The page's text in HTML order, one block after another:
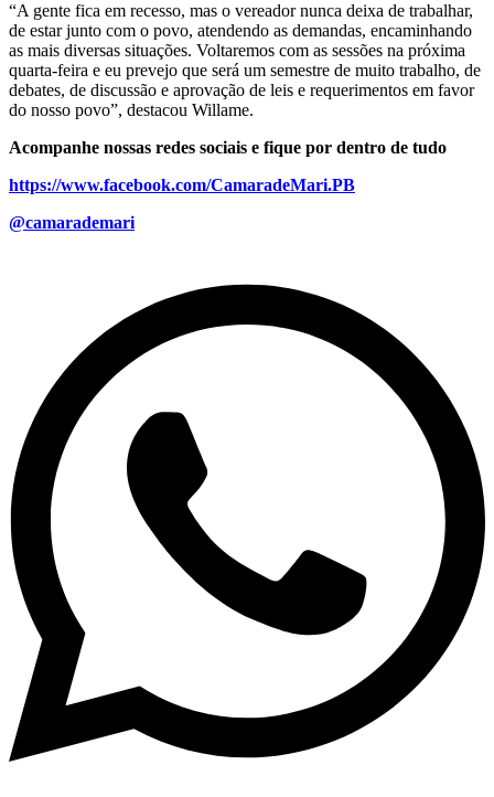
“A gente fica em recesso, mas o vereador nunca deixa de trabalhar,
de estar junto com o povo, atendendo as demandas, encaminhando
as mais diversas situações. Voltaremos com as sessões na próxima
quarta-feira e eu prevejo que será um semestre de muito trabalho, de
debates, de discussão e aprovação de leis e requerimentos em favor
do nosso povo”, destacou Willame.
Acompanhe nossas redes sociais e fique por dentro de tudo
https://www.facebook.com/CamaradeMari.PB
@camarademari